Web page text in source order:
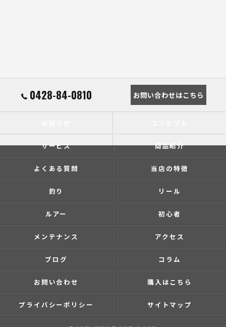
0428-84-0810 お問い合わせはこちら
サービス 商品紹介
よくある質問 当店の特徴
釣り リール
ルアー 初心者
メンテナンス アクセス
ブログ コラム
お問い合わせ 購入はこちら
プライバシーポリシー サイトマップ